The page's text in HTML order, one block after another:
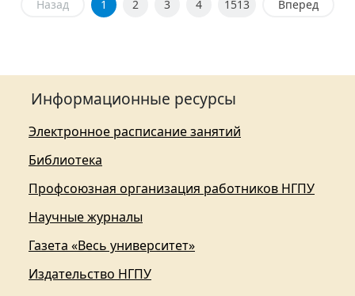
Назад 1 2 3 4 1513 Вперед
Информационные ресурсы
Электронное расписание занятий
Библиотека
Профсоюзная организация работников НГПУ
Научные журналы
Газета «Весь университет»
Издательство НГПУ